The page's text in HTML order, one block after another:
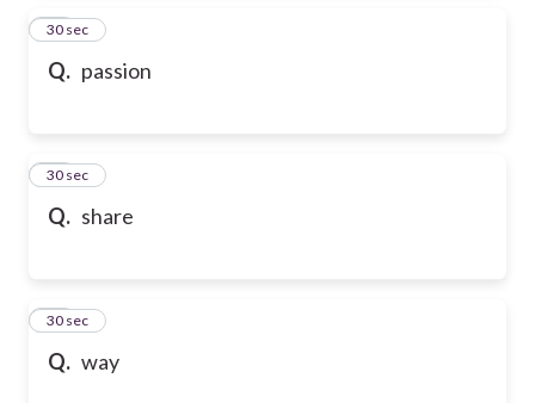
Q. passion
44
30 sec
Q. share
45
30 sec
Q. way
46
30 sec